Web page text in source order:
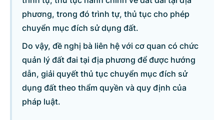
phương, trong đó trình tự, thủ tục cho phép
chuyển mục đích sử dụng đất.
Do vậy, đề nghị bà liên hệ với cơ quan có chức
quản lý đất đai tại địa phương để được hướng
dẫn, giải quyết thủ tục chuyển mục đích sử
dụng đất theo thẩm quyền và quy định của
pháp luật.